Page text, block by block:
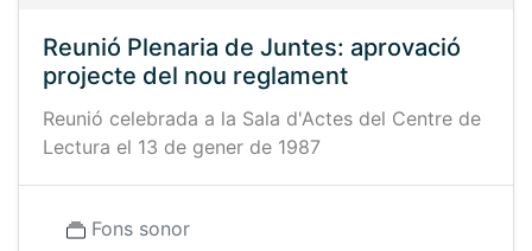
Reunió Plenaria de Juntes: aprovació
projecte del nou reglament
Reunió celebrada a la Sala d'Actes del Centre de
Lectura el 13 de gener de 1987
Fons sonor